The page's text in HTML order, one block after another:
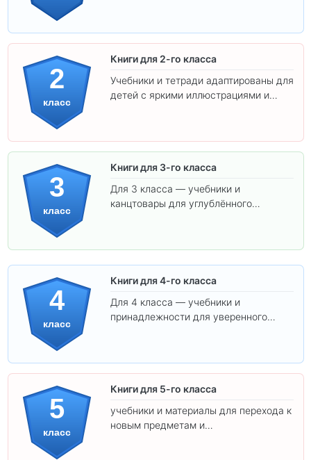
2
класс
Книги для 2-го класса
Учебники и тетради адаптированы для
детей с яркими иллюстрациями и
3
класс
Книги для 3-го класса
Для 3 класса — учебники и
канцтовары для углублённого
4
класс
Книги для 4-го класса
Для 4 класса — учебники и
принадлежности для уверенного
5
класс
Книги для 5-го класса
учебники и материалы для перехода к
новым предметам и